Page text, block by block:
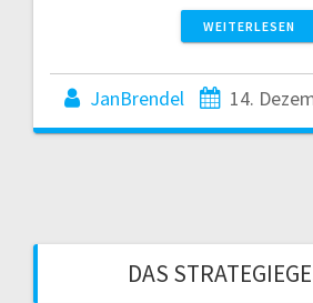
WEITERLESEN
JanBrendel 14.
DAS